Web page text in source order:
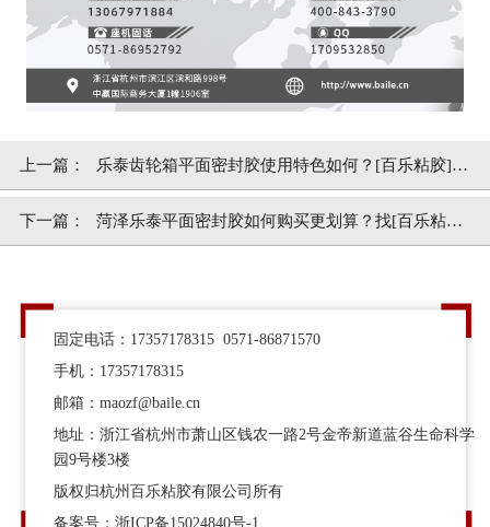
上一篇： 乐泰齿轮箱平面密封胶使用特色如何？[百乐粘胶]为
你呈现
下一篇： 菏泽乐泰平面密封胶如何购买更划算？找[百乐粘胶]
固定电话：17357178315 0571-86871570
手机：17357178315
邮箱：maozf@baile.cn
地址：浙江省杭州市萧山区钱农一路2号金帝新道蓝谷生命科学
园9号楼3楼
版权归杭州百乐粘胶有限公司所有
备案号：浙ICP备15024840号-1